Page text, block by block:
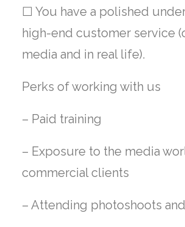
☐ You have a polished
high-end customer service
media and in real life).
Perks of working with us
– Paid training
– Exposure to the media
commercial clients
– Attending photoshoots